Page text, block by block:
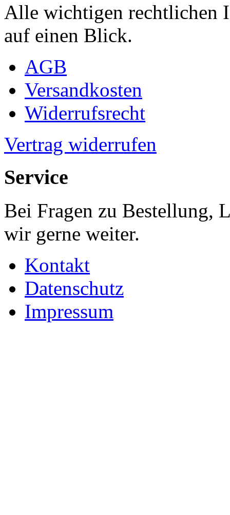
Alle wichtigen rechtlichen
auf einen Blick.
AGB
Versandkosten
Widerrufsrecht
Vertrag widerrufen
Service
Bei Fragen zu Bestellung,
wir gerne weiter.
Kontakt
Datenschutz
Impressum